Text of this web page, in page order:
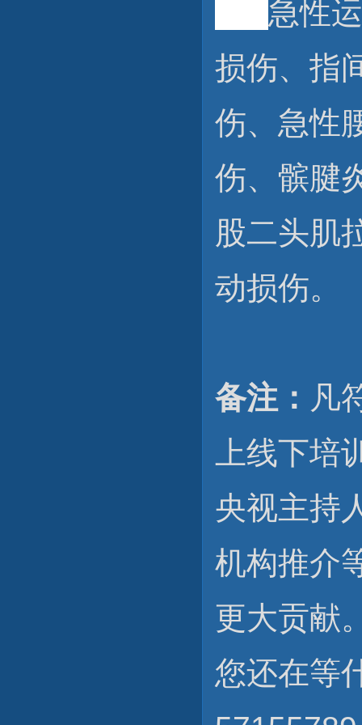
急性
损伤、指
伤、急性
伤、髌腱
股二头肌
动损伤。
备注： 凡
上线下
央视主持
机构推介
更大贡献
您还在等